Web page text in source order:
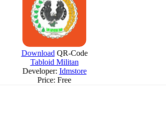
Download QR-Code
Tabloid Militan
Developer: Idmstore
Price: Free